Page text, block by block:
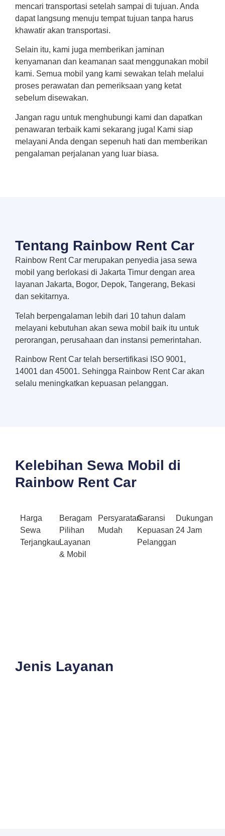
mencari transportasi setelah sampai di tujuan. Anda
dapat langsung menuju tempat tujuan tanpa harus
khawatir akan transportasi.
Selain itu, kami juga memberikan jaminan
kenyamanan dan keamanan saat menggunakan mobil
kami. Semua mobil yang kami sewakan telah melalui
proses perawatan dan pemeriksaan yang ketat
sebelum disewakan.
Jangan ragu untuk menghubungi kami dan dapatkan
penawaran terbaik kami sekarang juga! Kami siap
melayani Anda dengan sepenuh hati dan memberikan
pengalaman perjalanan yang luar biasa.
Tentang Rainbow Rent Car
Rainbow Rent Car merupakan penyedia jasa sewa
mobil yang berlokasi di Jakarta Timur dengan area
layanan Jakarta, Bogor, Depok, Tangerang, Bekasi
dan sekitarnya.
Telah berpengalaman lebih dari 10 tahun dalam
melayani kebutuhan akan sewa mobil baik itu untuk
perorangan, perusahaan dan instansi pemerintahan.
Rainbow Rent Car telah bersertifikasi ISO 9001,
14001 dan 45001. Sehingga Rainbow Rent Car akan
selalu meningkatkan kepuasan pelanggan.
Kelebihan Sewa Mobil di
Rainbow Rent Car
Harga
Sewa
Terjangkau
Beragam
Pilihan
Layanan
& Mobil
Persyaratan
Mudah
Garansi
Kepuasan
Pelanggan
Dukungan
24 Jam
Jenis Layanan